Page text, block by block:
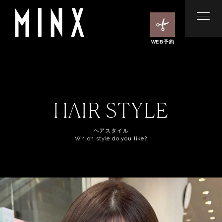
WEB予約
HAIR STYLE
ヘアスタイル
Which style do you like?